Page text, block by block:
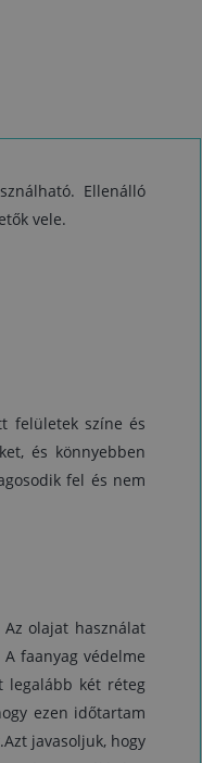
Ellenálló
vele.
felületek színe és
és könnyebben
fel és nem
olajat használat
faanyag védelme
legalább két réteg
ezen időtartam
javasoljuk, hogy